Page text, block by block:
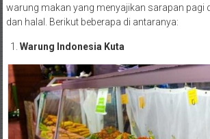
warung makan yang menyajikan sarapan pagi
dan halal. Berikut beberapa di antaranya:
Warung Indonesia Kuta